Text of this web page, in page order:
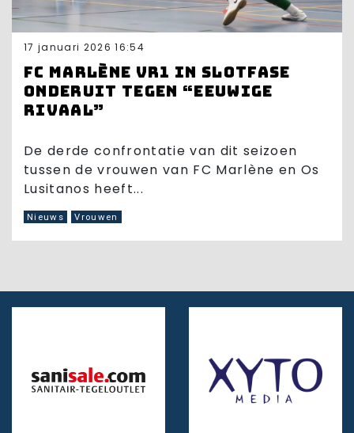
17 januari 2026 16:54
FC Marlène VR1 in slotfase
onderuit tegen “eeuwige
rivaal”
De derde confrontatie van dit seizoen
tussen de vrouwen van FC Marlène en Os
Lusitanos heeft...
Nieuws Vrouwen